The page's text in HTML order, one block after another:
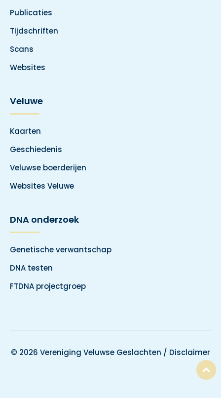
Publicaties
Tijdschriften
Scans
Websites
Veluwe
Kaarten
Geschiedenis
Veluwse boerderijen
Websites Veluwe
DNA onderzoek
Genetische verwantschap
DNA testen
FTDNA projectgroep
© 2026 Vereniging Veluwse Geslachten / Disclaimer